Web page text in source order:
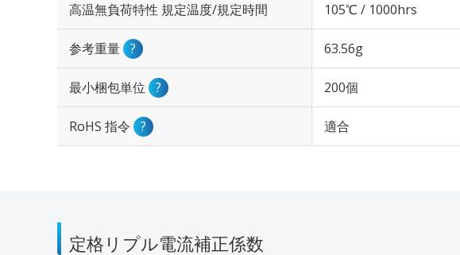
高温無負荷特性 規定温度/規定時間 105℃ / 1000hrs
参考重量 ? 63.56g
最小梱包単位 ? 200個
RoHS 指令 ? 適合
定格リプル電流補正係数